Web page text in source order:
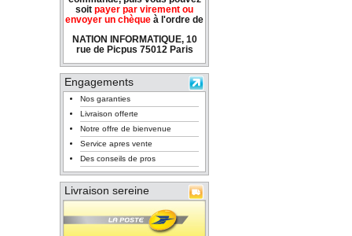
soit payer par virement ou
envoyer un chèque à l'ordre de
NATION INFORMATIQUE, 10
rue de Picpus 75012 Paris
Engagements
Nos garanties
Livraison offerte
Notre offre de bienvenue
Service apres vente
Des conseils de pros
Livraison sereine